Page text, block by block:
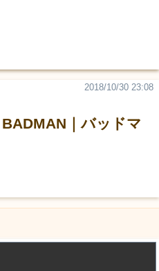
｜バッドマ
2018/10/30 23:08